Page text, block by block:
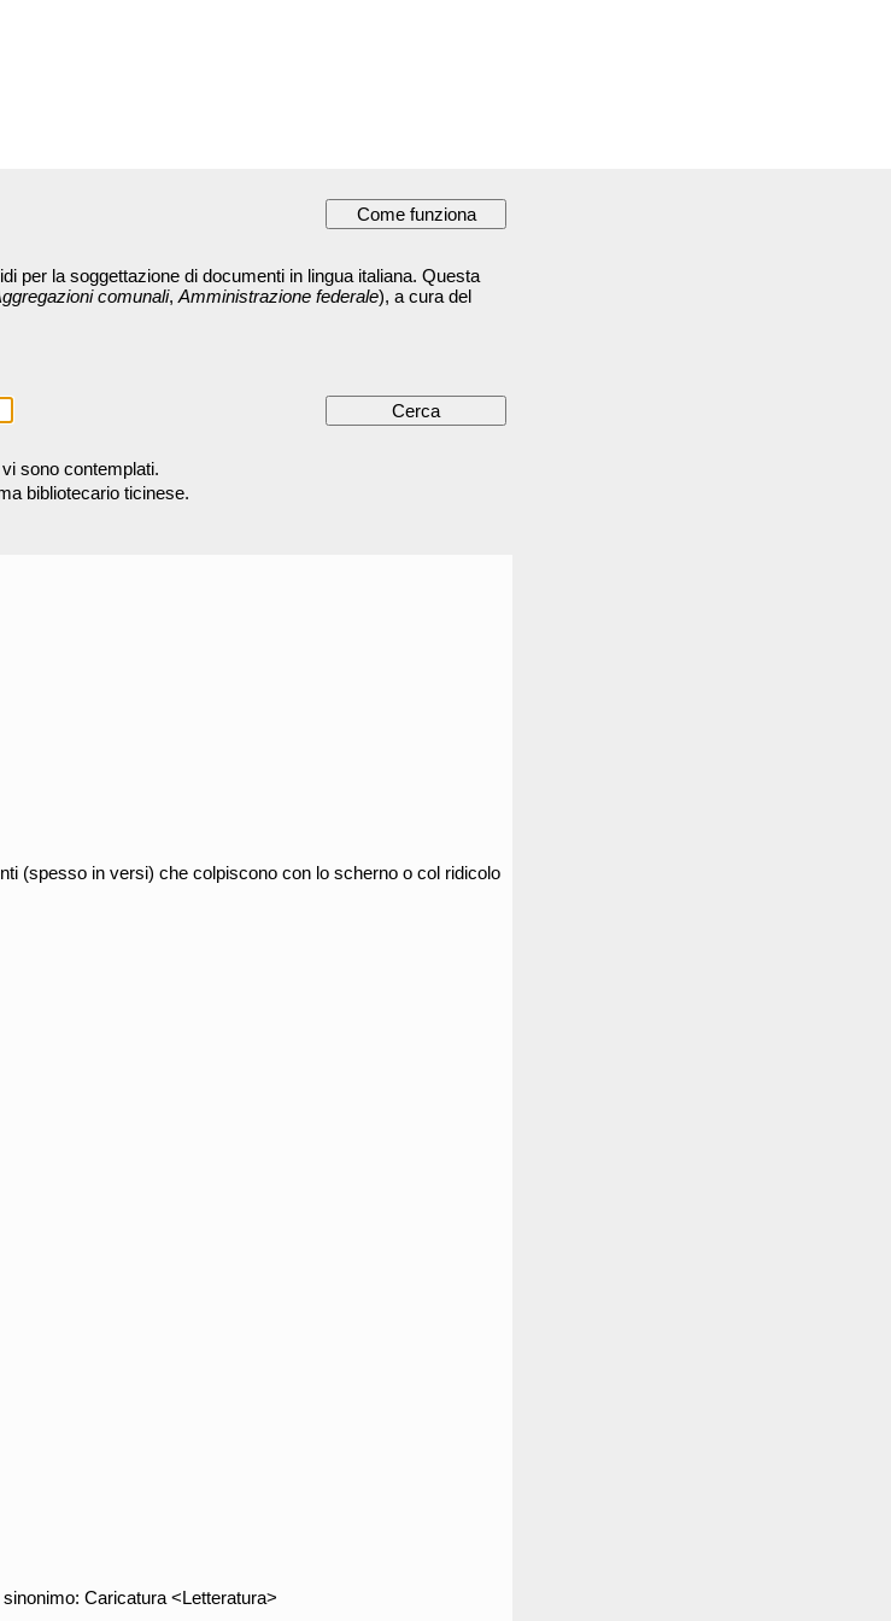
per la soggettazione di documenti in lingua italiana. Questa
comunali, Amministrazione federale), a cura del
sono contemplati.
bibliotecario ticinese.
(spesso in versi) che colpiscono con lo scherno o col ridicolo
Caricatura <Letteratura>